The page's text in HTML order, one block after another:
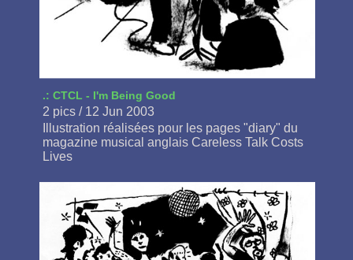
.: CTCL - I'm Being Good
2 pics / 12 Jun 2003
Illustration réalisées pour les pages "diary" du
magazine musical anglais Careless Talk Costs
Lives